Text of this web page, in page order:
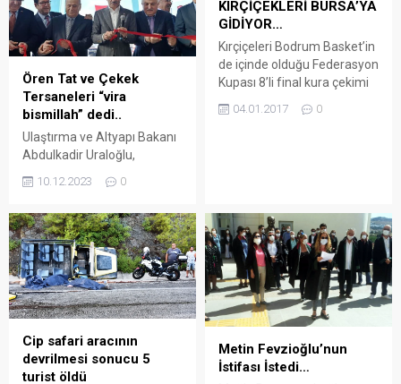
Ören Tat ve Çekek
Tersaneleri “vira
bismillah” dedi..
Ulaştırma ve Altyapı Bakanı
Abdulkadir Uraloğlu,
Muğla’da inşası
tamamlanan Ören Tekne
açılışını gerçekleştirdi. Arena
Bodrum Haber – Törende
konuşan Bakan Uraloğlu,
vergi yükünden bunalmış ve
2008 yılına kadar kara
listede olan Türk
denizciliğinin, hayata
geçirilen denetim ve
uygulamalarla beyaz listeye
10.12.2023 0
KIRÇİÇEKLERİ BURSA’YA
GİDİYOR…
Kırçiçeleri Bodrum Basket’in
de içinde olduğu Federasyon
Kupası 8’li final kura çekimi
gerçekleştirildi. 10 Ocak Salı
kura çekimi Abdi İpekçi Spor
Salonu’nda gerçekleşti. 10-
13 Ocak tarihleri arasında
Bursa’da Tofaş Spor
Salonu’nda...
04.01.2017 0
Cip safari aracının
devrilmesi sonucu 5
turist öldü
Metin Fevzioğlu’nun
İstifası İstedi…